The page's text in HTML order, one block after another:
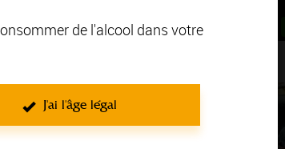
de l'alcool dans votre
J'ai l'âge légal